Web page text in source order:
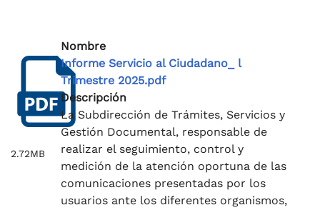
2.72MB
Nombre
Informe Servicio al Ciudadano_ l
Trimestre 2025.pdf
Descripción
La Subdirección de Trámites, Servicios y
Gestión Documental, responsable de
realizar el seguimiento, control y
medición de la atención oportuna de las
comunicaciones presentadas por los
usuarios ante los diferentes organismos,